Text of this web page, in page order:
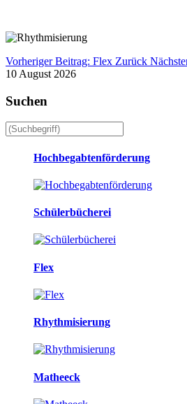
Vorheriger Beitrag: Flex Zurück
10 August 2026
Suchen
Hochbegabtenförderung
Schülerbücherei
Flex
Rhythmisierung
Matheeck